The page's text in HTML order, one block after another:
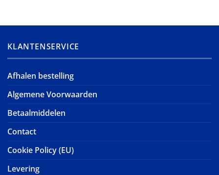
KLANTENSERVICE
Afhalen bestelling
Algemene Voorwaarden
Betaalmiddelen
Contact
Cookie Policy (EU)
Levering